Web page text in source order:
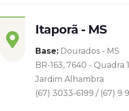
Itaporã - MS
Base: Dourados - MS
BR-163, 7640 - Quadra
Jardim Alhambra
(67) 3033-6199 / (67) 9